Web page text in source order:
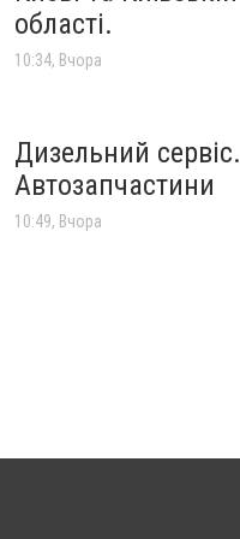
області.
10:34, Вчора
Дизельний сервіс.
Автозапчастини
10:49, Вчора